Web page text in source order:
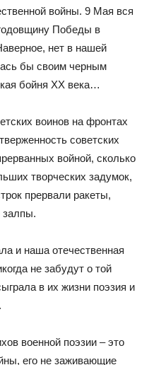
войны. 9 Мая вся
Победы в
нет в нашей
бы своим черным
бойня XX века…
воинов на фронтах
советских
войной, сколько
творческих задумок,
прервали ракеты,
залпы.
и наша отечественная
не забудут о той
в их жизни поэзия и
военной поэзии – это
его не заживающие